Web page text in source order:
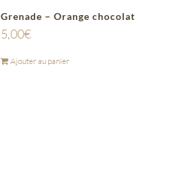
Grenade – Orange chocolat
5,00€
Ajouter au panier